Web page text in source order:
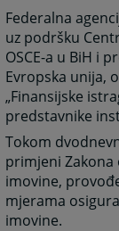
Federalna
uz podršku
OSCE-a u BiH i
Evropska unija,
„Finansijske
predstavnike
Tokom
primjeni
imovine,
mjerama
imovine.